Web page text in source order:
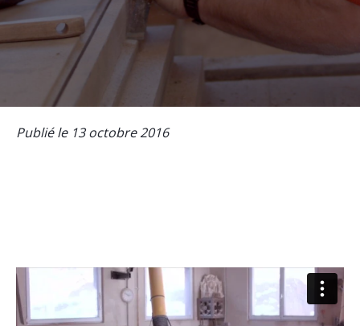
Publié le 13 octobre 2016